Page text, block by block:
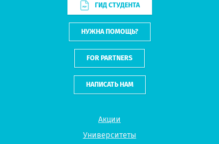
Акции
Университеты
ГИД СТУДЕНТА
НУЖНА ПОМОЩЬ?
FOR PARTNERS
НАПИСАТЬ НАМ